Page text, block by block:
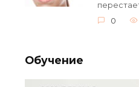
0
Обучение